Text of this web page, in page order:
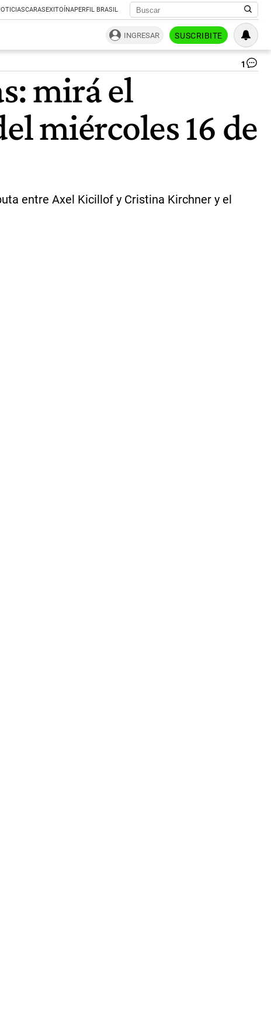
CARASEXITOÍNAPERFIL BRASIL
INGRESAR SUSCRIBITE
1
mirá el
miércoles 16 de
entre Axel Kicillof y Cristina Kirchner y el